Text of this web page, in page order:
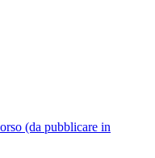
(da pubblicare in